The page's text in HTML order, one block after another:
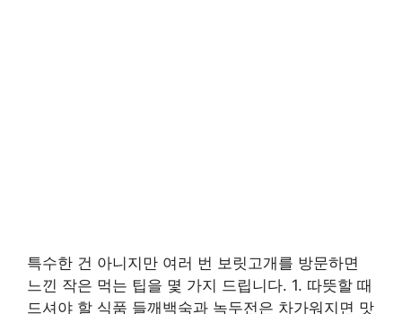
특수한 건 아니지만 여러 번 보릿고개를 방문하면
느낀 작은 먹는 팁을 몇 가지 드립니다. 1. 따뜻할 때
드셔야 할 식품 들깨백숙과 녹두전은 차가워지면 맛